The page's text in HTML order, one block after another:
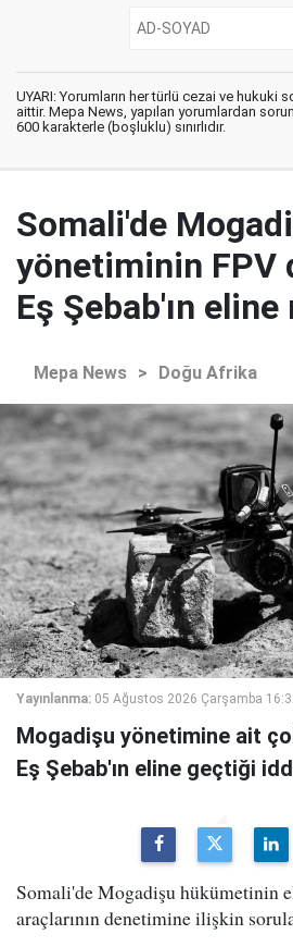
UYARI: Yorumların her türlü cezai ve hukuki
aittir. Mepa News, yapılan yorumlardan
600 karakterle (boşluklu) sınırlıdır.
Somali'de
yönetiminin FPV
Eş Şebab'ın
Mepa News > Doğu Afrika
Yayınlanma: 05 Ağustos 2026 Çarşamba
Mogadişu yönetimine ait
Eş Şebab'ın eline geçtiği
Somali'de Mogadişu hükümetinin
araçlarının denetimine ilişkin